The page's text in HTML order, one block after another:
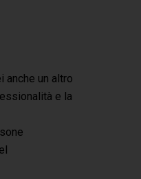
anche un altro
e la